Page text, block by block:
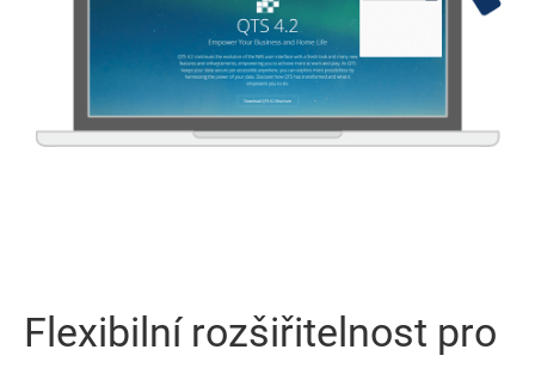
Flexibilní rozšiřitelnost pro